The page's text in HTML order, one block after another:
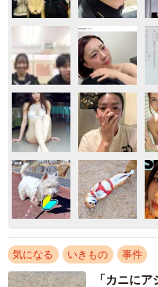
気になる いきもの 事件
「カニに